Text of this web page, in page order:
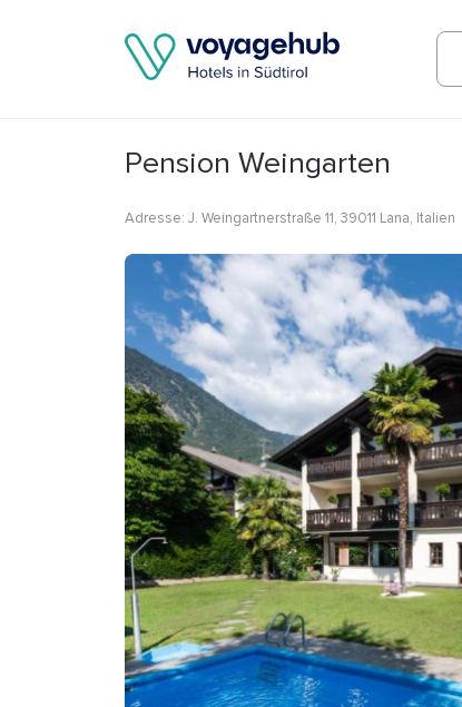
Fotos Annehmlichkeiten
Pension Weingarten
Adresse: J. Weingartnerstraße 11, 39011 Lana, Italien